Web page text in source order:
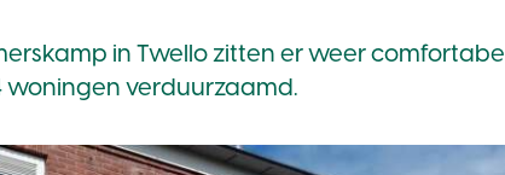
in Twello zitten er weer comfortabel
woningen verduurzaamd.